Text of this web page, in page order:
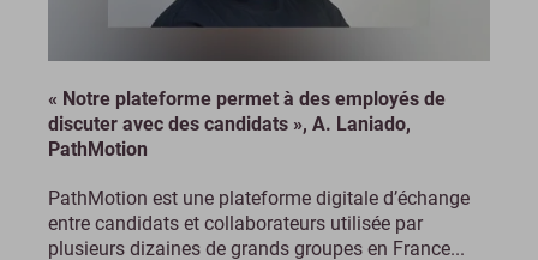
« Notre plateforme permet à des employés de
discuter avec des candidats », A. Laniado,
PathMotion
PathMotion est une plateforme digitale d’échange
entre candidats et collaborateurs utilisée par
plusieurs dizaines de grands groupes en France...